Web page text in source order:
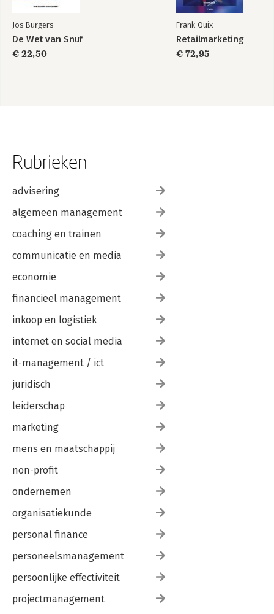
Jos Burgers
De Wet van Snuf
€ 22,50
Frank Quix
Retailmarketing
€ 72,95
Rubrieken
advisering
algemeen management
coaching en trainen
communicatie en media
economie
financieel management
inkoop en logistiek
internet en social media
it-management / ict
juridisch
leiderschap
marketing
mens en maatschappij
non-profit
ondernemen
organisatiekunde
personal finance
personeelsmanagement
persoonlijke effectiviteit
projectmanagement